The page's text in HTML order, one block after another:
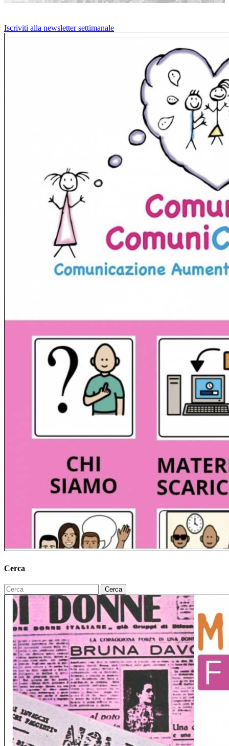
Iscriviti alla newsletter settimanale
Cerca